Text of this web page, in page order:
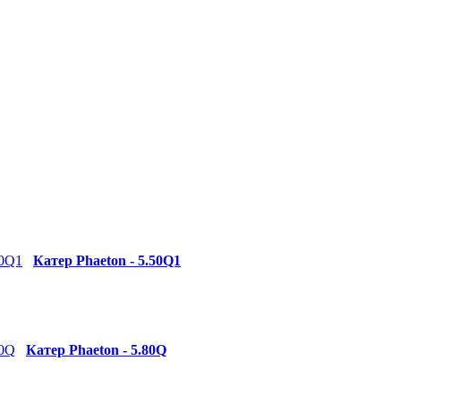
Катер Phaeton - 5.50Q1
Катер Phaeton - 5.80Q